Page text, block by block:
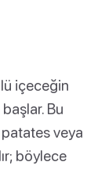
içeceğin
Bu
veya
böylece